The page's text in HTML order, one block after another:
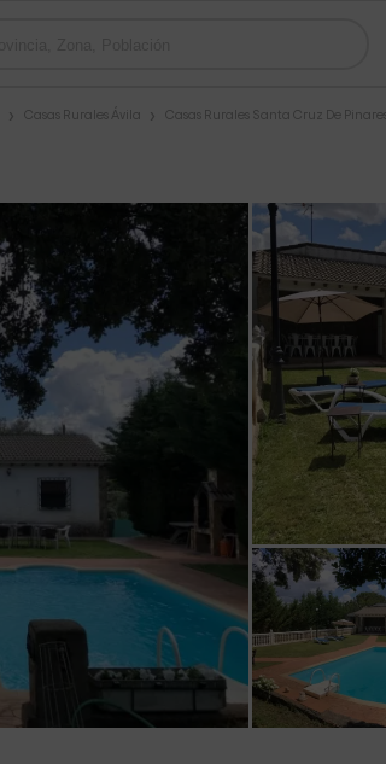
Casas Rurales Ávila Casas Rurales Santa Cruz De Pinares